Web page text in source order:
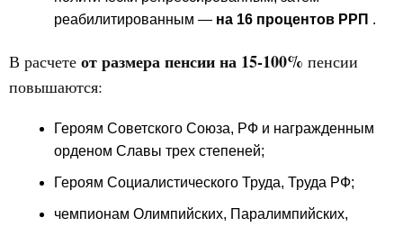
реабилитированным — на 16 процентов РРП .
В расчете от размера пенсии на 15-100% пенсии
повышаются:
Героям Советского Союза, РФ и награжденным
орденом Славы трех степеней;
Героям Социалистического Труда, Труда РФ;
чемпионам Олимпийских, Паралимпийских,